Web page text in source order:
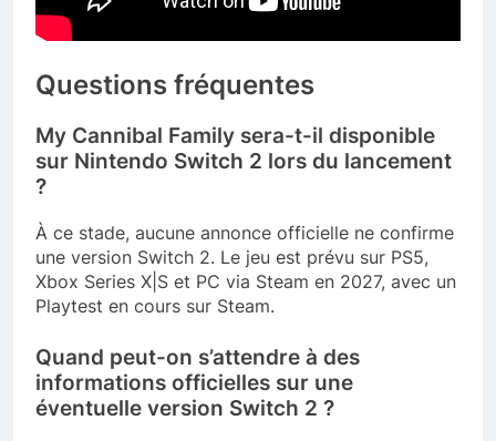
Questions fréquentes
My Cannibal Family sera-t-il disponible
sur Nintendo Switch 2 lors du lancement
?
À ce stade, aucune annonce officielle ne confirme
une version Switch 2. Le jeu est prévu sur PS5,
Xbox Series X|S et PC via Steam en 2027, avec un
Playtest en cours sur Steam.
Quand peut-on s’attendre à des
informations officielles sur une
éventuelle version Switch 2 ?